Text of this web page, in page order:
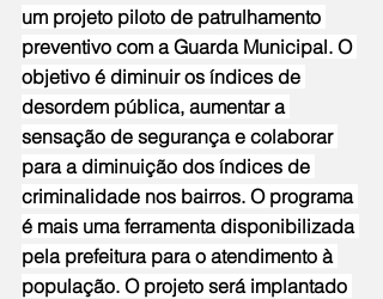
um projeto piloto de patrulhamento
preventivo com a Guarda Municipal. O
objetivo é diminuir os índices de
desordem pública, aumentar a
sensação de segurança e colaborar
para a diminuição dos índices de
criminalidade nos bairros. O programa
é mais uma ferramenta disponibilizada
pela prefeitura para o atendimento à
população. O projeto será implantado